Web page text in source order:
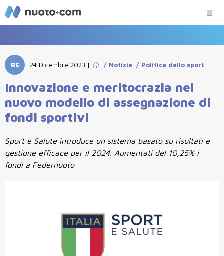
RE 24 Dicembre 2023 | / Notizie / Politica dello sport
Innovazione e meritocrazia nel
nuovo modello di assegnazione di
fondi sportivi
Sport e Salute introduce un sistema basato su risultati e
gestione efficace per il 2024. Aumentati del 10,25% i
fondi a Federnuoto